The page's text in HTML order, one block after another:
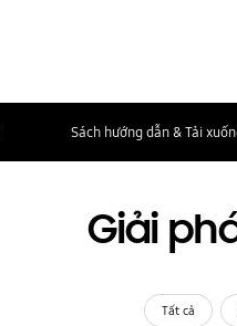
Sách hướng dẫn & Tải
Giải
Tất cả